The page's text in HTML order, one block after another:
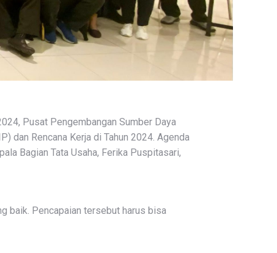
Pusat Pengembangan Sumber Daya
dan Rencana Kerja di Tahun 2024. Agenda
Bagian Tata Usaha, Ferika Puspitasari,
baik. Pencapaian tersebut harus bisa